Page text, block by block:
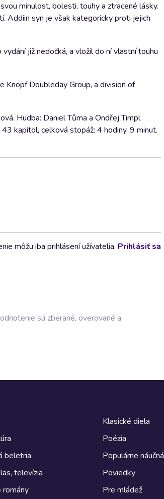
minulost, bolesti, touhy a ztracené lásky.
Addiin syn je však kategoricky proti jejich
již nedočká, a vložil do ní vlastní touhu
Doubleday Group, a division of
Hudba: Daniel Tůma a Ondřej Timpl.
kapitol, celková stopáž: 4 hodiny, 9 minut.
môžu iba prihlásení užívatelia. Prihlásiť sa
sú zberané, overované a
beletria
televízia
romány
Klasické diela
Poézia
Populárne náučná
Poviedky
Pre mládež